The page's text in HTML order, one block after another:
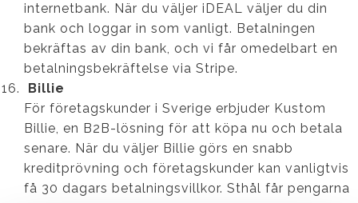
internetbank. När du väljer iDEAL väljer du din
bank och loggar in som vanligt. Betalningen
bekräftas av din bank, och vi får omedelbart en
betalningsbekräftelse via Stripe.
Billie
För företagskunder i Sverige erbjuder Kustom
Billie, en B2B-lösning för att köpa nu och betala
senare. När du väljer Billie görs en snabb
kreditprövning och företagskunder kan vanligtvis
få 30 dagars betalningsvillkor. Sthål får pengarna